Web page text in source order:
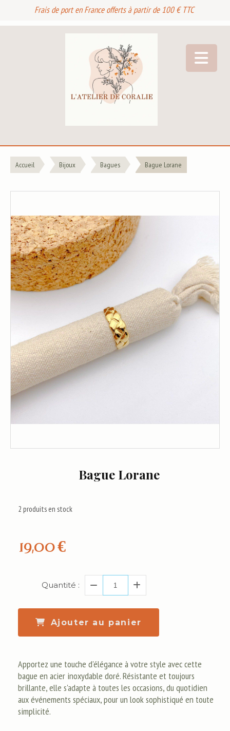
Frais de port en France offerts à partir de 100 € TTC
Accueil Bijoux Bagues Bague Lorane
Bague Lorane
19,00€
2 produits en stock
Quantité :
Ajouter au panier
Apportez une touche d'élégance à votre style avec cette
bague en acier inoxydable doré. Résistante et toujours
brillante, elle s'adapte à toutes les occasions, du quotidien
aux événements spéciaux, pour un look sophistiqué en toute
simplicité.